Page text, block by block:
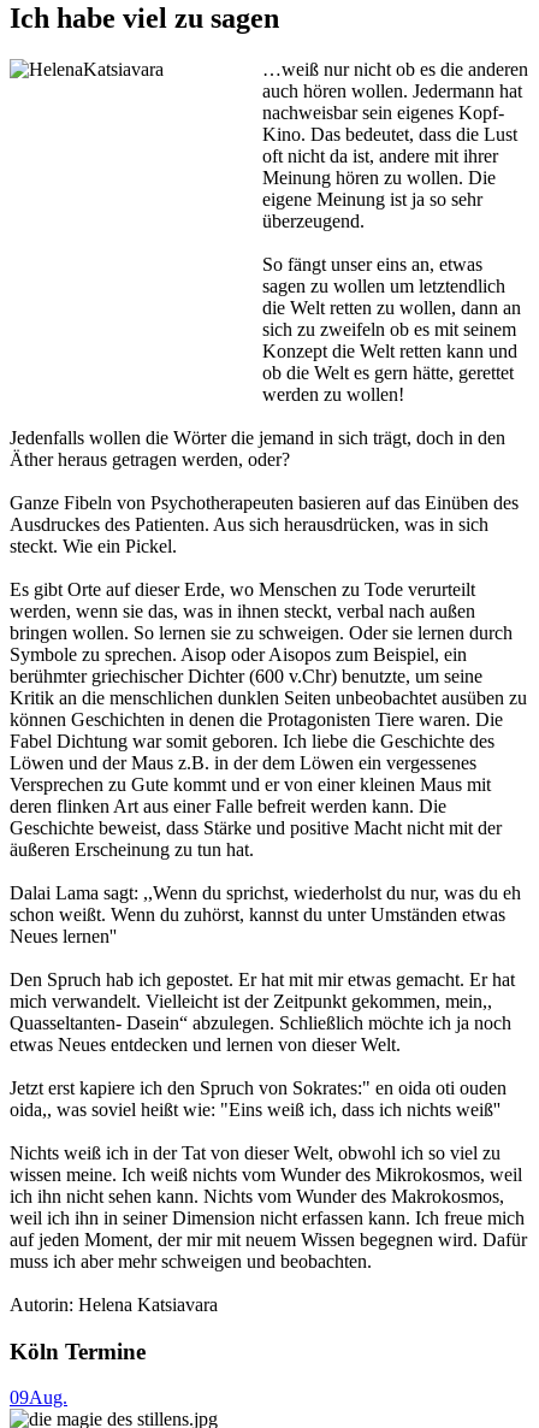
Ich habe viel zu sagen
…weiß nur nicht ob es die anderen
auch hören wollen. Jedermann hat
nachweisbar sein eigenes Kopf-
Kino. Das bedeutet, dass die Lust
oft nicht da ist, andere mit ihrer
Meinung hören zu wollen. Die
eigene Meinung ist ja so sehr
überzeugend.
So fängt unser eins an, etwas
sagen zu wollen um letztendlich
die Welt retten zu wollen, dann an
sich zu zweifeln ob es mit seinem
Konzept die Welt retten kann und
ob die Welt es gern hätte, gerettet
werden zu wollen!
Jedenfalls wollen die Wörter die jemand in sich trägt, doch in den
Äther heraus getragen werden, oder?
Ganze Fibeln von Psychotherapeuten basieren auf das Einüben des
Ausdruckes des Patienten. Aus sich herausdrücken, was in sich
steckt. Wie ein Pickel.
Es gibt Orte auf dieser Erde, wo Menschen zu Tode verurteilt
werden, wenn sie das, was in ihnen steckt, verbal nach außen
bringen wollen. So lernen sie zu schweigen. Oder sie lernen durch
Symbole zu sprechen. Aisop oder Aisopos zum Beispiel, ein
berühmter griechischer Dichter (600 v.Chr) benutzte, um seine
Kritik an die menschlichen dunklen Seiten unbeobachtet ausüben zu
können Geschichten in denen die Protagonisten Tiere waren. Die
Fabel Dichtung war somit geboren. Ich liebe die Geschichte des
Löwen und der Maus z.B. in der dem Löwen ein vergessenes
Versprechen zu Gute kommt und er von einer kleinen Maus mit
deren flinken Art aus einer Falle befreit werden kann. Die
Geschichte beweist, dass Stärke und positive Macht nicht mit der
äußeren Erscheinung zu tun hat.
Dalai Lama sagt: ,,Wenn du sprichst, wiederholst du nur, was du eh
schon weißt. Wenn du zuhörst, kannst du unter Umständen etwas
Neues lernen''
Den Spruch hab ich gepostet. Er hat mit mir etwas gemacht. Er hat
mich verwandelt. Vielleicht ist der Zeitpunkt gekommen, mein,,
Quasseltanten- Dasein“ abzulegen. Schließlich möchte ich ja noch
etwas Neues entdecken und lernen von dieser Welt.
Jetzt erst kapiere ich den Spruch von Sokrates:" en oida oti ouden
oida,, was soviel heißt wie: "Eins weiß ich, dass ich nichts weiß''
Nichts weiß ich in der Tat von dieser Welt, obwohl ich so viel zu
wissen meine. Ich weiß nichts vom Wunder des Mikrokosmos, weil
ich ihn nicht sehen kann. Nichts vom Wunder des Makrokosmos,
weil ich ihn in seiner Dimension nicht erfassen kann. Ich freue mich
auf jeden Moment, der mir mit neuem Wissen begegnen wird. Dafür
muss ich aber mehr schweigen und beobachten.
Autorin: Helena Katsiavara
Köln Termine
09Aug.